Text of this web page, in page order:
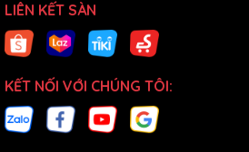
LIÊN KẾT SÀN
KẾT NỐI VỚI CHÚNG TÔI: